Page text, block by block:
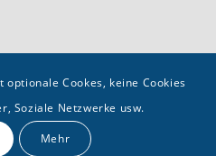
Cookes, keine Cookies
Soziale Netzwerke usw.
Mehr